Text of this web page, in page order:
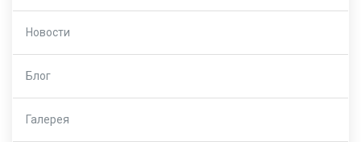
Новости
Блог
Галерея